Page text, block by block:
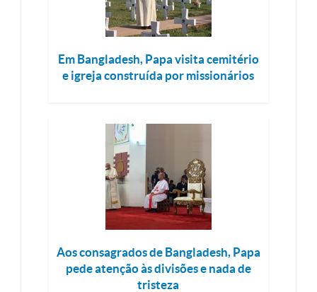
Em Bangladesh, Papa visita cemitério
e igreja construída por missionários
Aos consagrados de Bangladesh, Papa
pede atenção às divisões e nada de
tristeza